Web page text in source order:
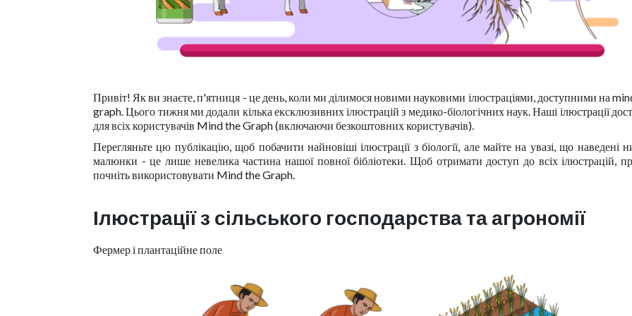
Привіт! Як ви знаєте, п'ятниця - це день, коли ми ділимося новими науковими ілюстраціями, доступними на
graph. Цього тижня ми додали кілька ексклюзивних ілюстрацій з медико-біологічних наук. Наші ілюстрації
для всіх користувачів Mind the Graph (включаючи безкоштовних користувачів).
Перегляньте цю публікацію, щоб побачити найновіші ілюстрації з біології, але майте на увазі, що наведені
малюнки - це лише невелика частина нашої повної бібліотеки. Щоб отримати доступ до всіх ілюстрацій,
почніть використовувати Mind the Graph.
Ілюстрації з сільського господарства та агрономії
Фермер і плантаційне поле